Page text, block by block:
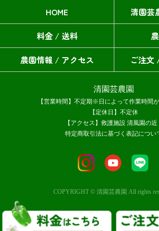
HOME
清園芸
料金 / 送料
農園情報 / アクセス
ご注文
清園芸農園
【営業時間】不定期※日によって作業時間
【定休日】不定休
【アクセス】救護施設 清風園の近
特定商取引法に基づく表記につい
COPYRIGHT © 清園芸農園 All rights